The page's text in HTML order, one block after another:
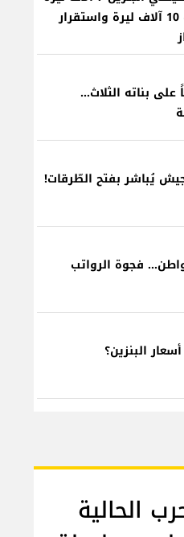
وارتفاع المازوت 10 آلاف ليرة واستقرار
بناته الثلاث…
يُباشر بفتح الطّرقات!
فجوة الرواتب
البنزين؟
الحالية